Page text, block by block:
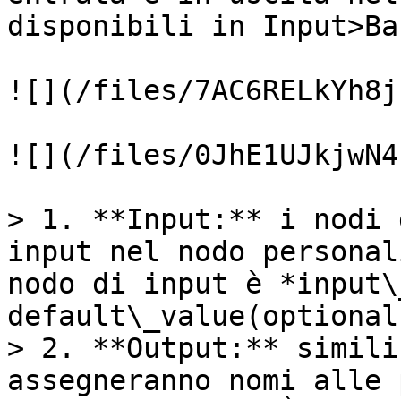
disponibili in
![](/files/
![](/files/
> 1. **Input:** i nodi
input nel nodo
nodo di input è
> 2. **Output:**
assegneranno nomi